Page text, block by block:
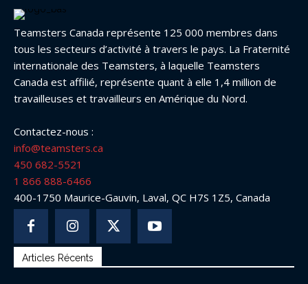
Teamsters Canada représente 125 000 membres dans
tous les secteurs d’activité à travers le pays. La Fraternité
internationale des Teamsters, à laquelle Teamsters
Canada est affilié, représente quant à elle 1,4 million de
travailleuses et travailleurs en Amérique du Nord.
Contactez-nous :
info@teamsters.ca
450 682-5521
1 866 888-6466
400-1750 Maurice-Gauvin, Laval, QC H7S 1Z5, Canada
Articles Récents